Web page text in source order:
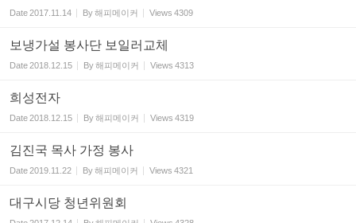
Date2017.11.14 By해피메이커 Views 4309
보냉가설 봉사단 보일러교체
Date2018.12.15 By해피메이커 Views 4313
희성전자
Date2018.12.15 By해피메이커 Views 4319
김진국 목사 가정 봉사
Date2019.11.22 By해피메이커 Views 4321
대구시당 청년위원회